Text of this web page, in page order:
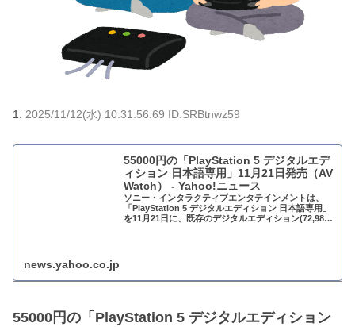
1: 2025/11/12(水) 10:31:56.69 ID:SRBtnwz59
55000円の「PlayStation 5 デジタルエデ
ィション 日本語専用」11月21日発売（AV
Watch） - Yahoo!ニュース
ソニー・インタラクティブエンタテインメントは、
「PlayStation 5 デジタルエディション 日本語専用」
を11月21日に、既存のデジタルエディション(72,980
news.yahoo.co.jp
55000円の「PlayStation 5 デジタルエディション